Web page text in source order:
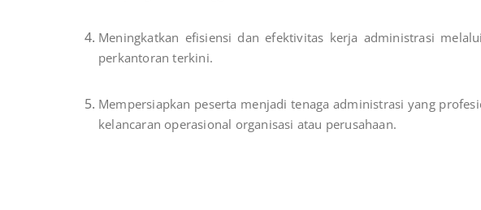
Meningkatkan efisiensi dan efektivitas kerja administrasi
perkantoran terkini.
Mempersiapkan peserta menjadi tenaga administrasi yang
kelancaran operasional organisasi atau perusahaan.